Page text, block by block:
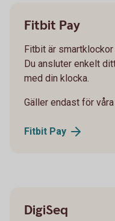
Fitbit Pay
Fitbit är
Du ansluter enkelt
med din klocka.
Gäller endast för
Fitbit Pay
DigiSeq